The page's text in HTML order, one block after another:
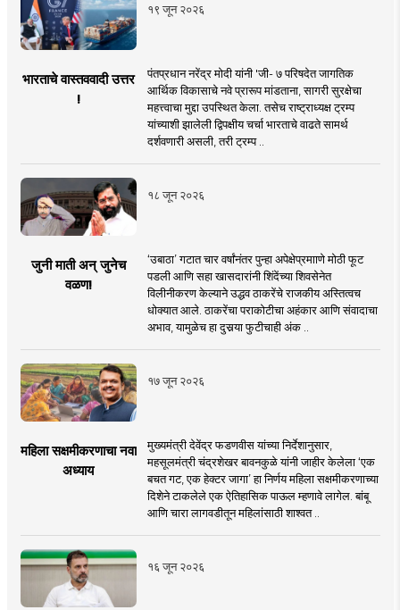
१९ जून २०२६
भारताचे वास्तववादी उत्तर
!
पंतप्रधान नरेंद्र मोदी यांनी 'जी- ७ परिषदेत जागतिक
आर्थिक विकासाचे नवे प्रारूप मांडताना, सागरी सुरक्षेचा
महत्त्वाचा मुद्दा उपस्थित केला. तसेच राष्ट्राध्यक्ष ट्रम्प
यांच्याशी झालेली द्विपक्षीय चर्चा भारताचे वाढते सामर्थ
दर्शवणारी असली, तरी ट्रम्प ..
१८ जून २०२६
जुनी माती अन् जुनेच
वळण!
‘उबाठा’ गटात चार वर्षांनंतर पुन्हा अपेक्षेप्रमााणे मोठी फूट
पडली आणि सहा खासदारांनी शिंदेंच्या शिवसेनेत
विलीनीकरण केल्याने उद्धव ठाकरेंचे राजकीय अस्तित्वच
धोक्यात आले. ठाकरेंचा पराकोटीचा अहंकार आणि संवादाचा
अभाव, यामुळेच हा दुसर्‍या फुटीचाही अंक ..
१७ जून २०२६
महिला सक्षमीकरणाचा नवा
अध्याय
मुख्यमंत्री देवेंद्र फडणवीस यांच्या निर्देशानुसार,
महसूलमंत्री चंद्रशेखर बावनकुळे यांनी जाहीर केलेला ‘एक
बचत गट, एक हेक्टर जागा’ हा निर्णय महिला सक्षमीकरणाच्या
दिशेने टाकलेले एक ऐतिहासिक पाऊल म्हणावे लागेल. बांबू
आणि चारा लागवडीतून महिलांसाठी शाश्वत ..
१६ जून २०२६